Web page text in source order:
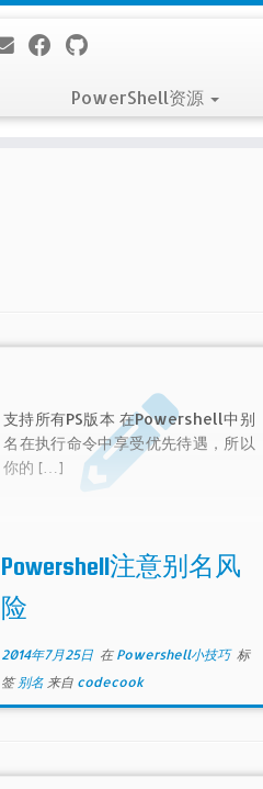
PowerShell资源
支持所有PS版本 在Powershell中别
名在执行命令中享受优先待遇，所以
你的 […]
Powershell注意别名风
险
2014年7月25日在 Powershell小技巧 标
签别名 来自 codecook